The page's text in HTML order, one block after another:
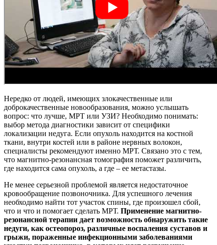
Нередко от людей, имеющих злокачественные или
доброкачественные новообразования, можно услышать
вопрос: что лучше, МРТ или УЗИ? Необходимо понимать:
выбор метода диагностики зависит от специфики
локализации недуга. Если опухоль находится на костной
ткани, внутри костей или в районе нервных волокон,
специалисты рекомендуют именно МРТ. Связано это с тем,
что магнитно-резонансная томография поможет различить,
где находится сама опухоль, а где – ее метастазы.
Не менее серьезной проблемой является недостаточное
кровообращение позвоночника. Для успешного лечения
необходимо найти тот участок спины, где произошел сбой,
что и что и помогает сделать МРТ. Применение магнитно-
резонансной терапии дает возможность обнаружить такие
недуги, как остеопороз, различные воспаления суставов и
грыжи, пораженные инфекционными заболеваниями